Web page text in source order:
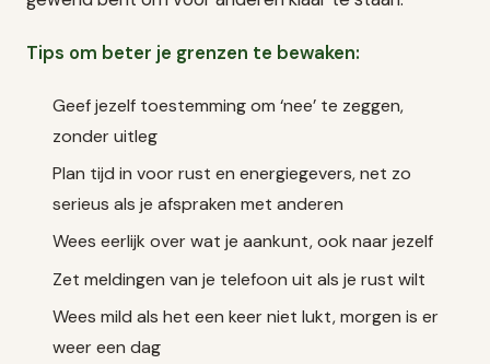
Tips om beter je grenzen te bewaken:
Geef jezelf toestemming om ‘nee’ te zeggen,
zonder uitleg
Plan tijd in voor rust en energiegevers, net zo
serieus als je afspraken met anderen
Wees eerlijk over wat je aankunt, ook naar jezelf
Zet meldingen van je telefoon uit als je rust wilt
Wees mild als het een keer niet lukt, morgen is er
weer een dag